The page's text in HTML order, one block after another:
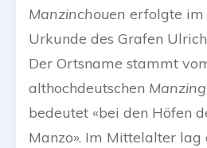
Manzinchouen erfolgte im
Urkunde des Grafen
Der Ortsname stammt
althochdeutschen
bedeutet «bei den Höfen
Manzo». Im Mittelalter lag